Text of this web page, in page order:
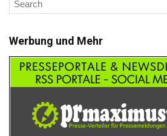
Werbung und Mehr